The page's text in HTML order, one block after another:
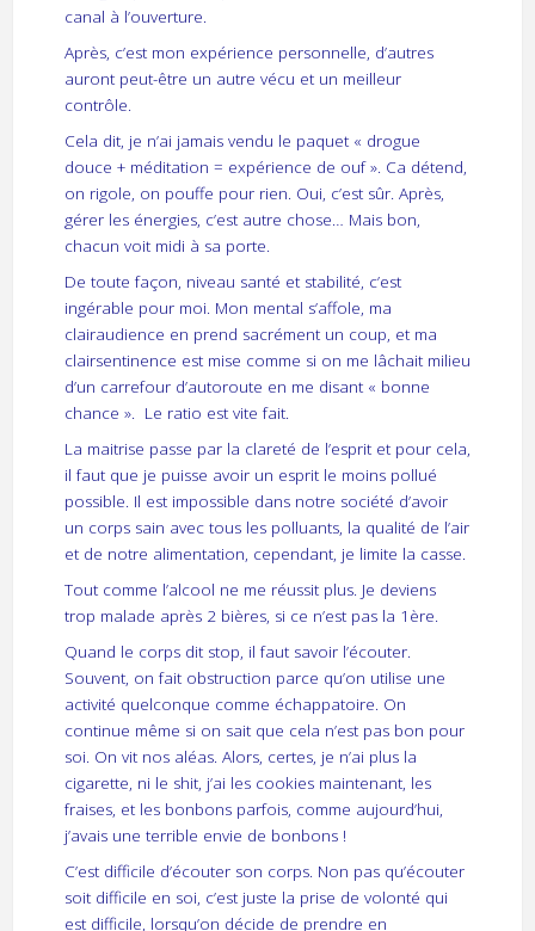
canal à l’ouverture.
Après, c’est mon expérience personnelle, d’autres
auront peut-être un autre vécu et un meilleur
contrôle.
Cela dit, je n’ai jamais vendu le paquet « drogue
douce + méditation = expérience de ouf ». Ca détend,
on rigole, on pouffe pour rien. Oui, c’est sûr. Après,
gérer les énergies, c’est autre chose… Mais bon,
chacun voit midi à sa porte.
De toute façon, niveau santé et stabilité, c’est
ingérable pour moi. Mon mental s’affole, ma
clairaudience en prend sacrément un coup, et ma
clairsentinence est mise comme si on me lâchait milieu
d’un carrefour d’autoroute en me disant « bonne
chance ». Le ratio est vite fait.
La maitrise passe par la clareté de l’esprit et pour cela,
il faut que je puisse avoir un esprit le moins pollué
possible. Il est impossible dans notre société d’avoir
un corps sain avec tous les polluants, la qualité de l’air
et de notre alimentation, cependant, je limite la casse.
Tout comme l’alcool ne me réussit plus. Je deviens
trop malade après 2 bières, si ce n’est pas la 1ère.
Quand le corps dit stop, il faut savoir l’écouter.
Souvent, on fait obstruction parce qu’on utilise une
activité quelconque comme échappatoire. On
continue même si on sait que cela n’est pas bon pour
soi. On vit nos aléas. Alors, certes, je n’ai plus la
cigarette, ni le shit, j’ai les cookies maintenant, les
fraises, et les bonbons parfois, comme aujourd’hui,
j’avais une terrible envie de bonbons !
C’est difficile d’écouter son corps. Non pas qu’écouter
soit difficile en soi, c’est juste la prise de volonté qui
est difficile, lorsqu’on décide de prendre en